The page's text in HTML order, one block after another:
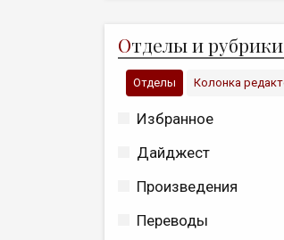
Отделы и рубрики
Отделы Колонка
Избранное
Дайджест
Произведения
Переводы